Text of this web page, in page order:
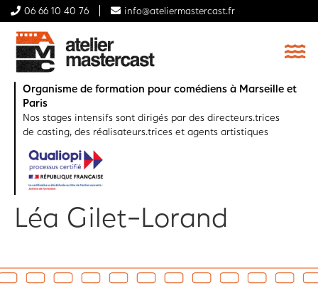
06 66 10 40 76 info@ateliermastercast.fr
Organisme de formation pour comédiens à Marseille et
Paris
Nos stages intensifs sont dirigés par des directeurs.trices
de casting, des réalisateurs.trices et agents artistiques
Léa Gilet-Lorand